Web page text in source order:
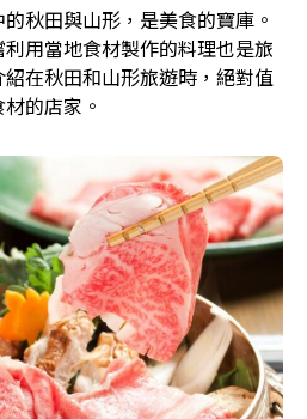
秋田與山形，是美食的寶庫。
用當地食材製作的料理也是旅
在秋田和山形旅遊時，絕對值
的店家。